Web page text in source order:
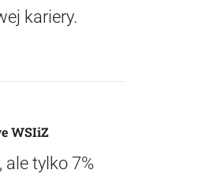
kariery.
WSIiZ
ale tylko 7%